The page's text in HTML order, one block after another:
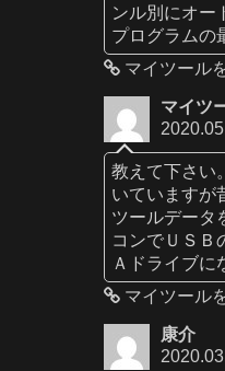
ンル別にオー
プログラムの
マイツール
マイツ
教えて下さい
いていますが
ツールデータ
コンでＵＳＢ
Ａドライブに
マイツール
康介